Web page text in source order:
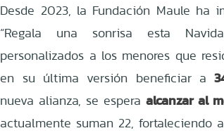
Desde 2023, la Fundación Maule ha
“Regala una sonrisa esta
personalizados a los menores que
en su última versión beneficiar a
nueva alianza, se esperaalcanzar al
actualmente suman 22, fortaleciendo